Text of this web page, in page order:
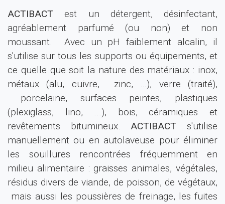
ACTIBACTest un détergent, désinfectant,
agréablement parfumé (ou non) et non
moussant. Avec un pH faiblement alcalin, il
s'utilise sur tous les supports ou équipements, et
ce quelle que soit la nature des matériaux : inox,
métaux (alu, cuivre, zinc, …), verre (traité),
porcelaine, surfaces peintes, plastiques
(plexiglass, lino, ...), bois, céramiques et
revêtements bitumineux. ACTIBACT s'utilise
manuellement ou en autolaveuse pour éliminer
les souillures rencontrées fréquemment en
milieu alimentaire : graisses animales, végétales,
résidus divers de viande, de poisson, de végétaux,
mais aussi les poussières de freinage, les fuites